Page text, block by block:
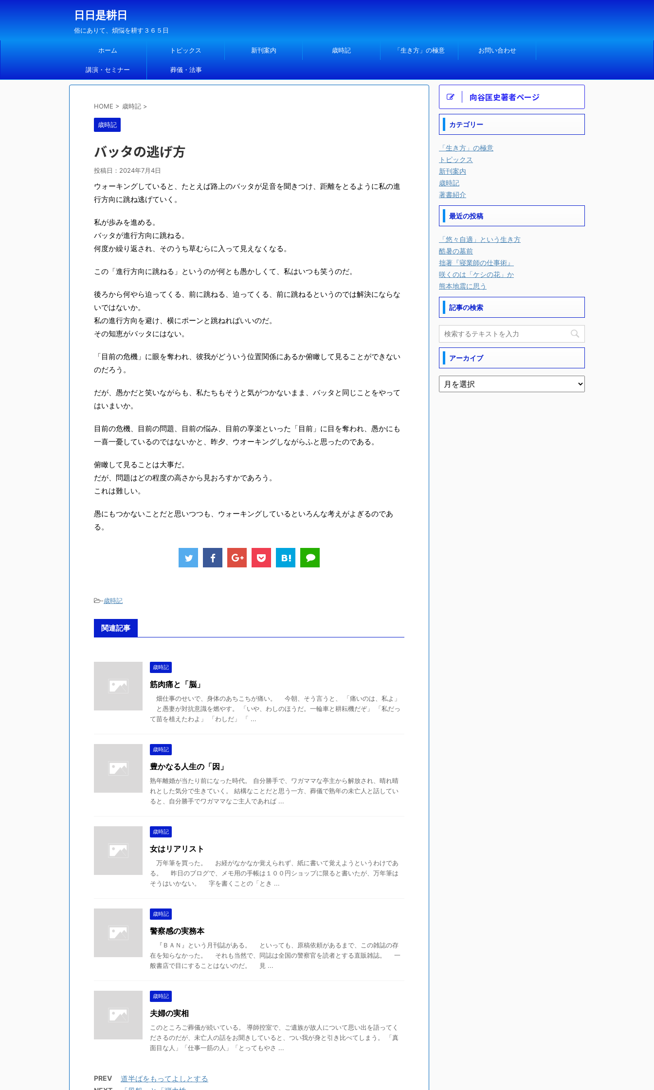
日日是耕日
俗にありて、煩悩を耕す３６５日
ホーム トピックス 新刊案内 歳時記 「生き方」の極意 お問い合わせ
講演・セミナー 葬儀・法事
HOME > 歳時記 >
歳時記
バッタの逃げ方
投稿日： 2024年7月4日
ウォーキングしていると、たとえば路上のバッタが足音を聞きつけ、距離をとるように私の進
行方向に跳ね逃げていく。
私が歩みを進める。
バッタが進行方向に跳ねる。
何度か繰り返され、そのうち草むらに入って見えなくなる。
この「進行方向に跳ねる」というのが何とも愚かしくて、私はいつも笑うのだ。
後ろから何やら迫ってくる、前に跳ねる、迫ってくる、前に跳ねるというのでは解決にならな
いではないか。
私の進行方向を避け、横にポーンと跳ねればいいのだ。
その知恵がバッタにはない。
「目前の危機」に眼を奪われ、彼我がどういう位置関係にあるか俯瞰して見ることができない
のだろう。
だが、愚かだと笑いながらも、私たちもそうと気がつかないまま、バッタと同じことをやって
はいまいか。
目前の危機、目前の問題、目前の悩み、目前の享楽といった「目前」に目を奪われ、愚かにも
一喜一憂しているのではないかと、昨夕、ウオーキングしながらふと思ったのである。
俯瞰して見ることは大事だ。
だが、問題はどの程度の高さから見おろすかであろう。
これは難しい。
愚にもつかないことだと思いつつも、ウォーキングしているといろんな考えがよぎるのであ
る。
-歳時記
関連記事
歳時記
筋肉痛と「脳」
畑仕事のせいで、身体のあちこちが痛い。 今朝、そう言うと、 「痛いのは、私よ」
と愚妻が対抗意識を燃やす。 「いや、わしのほうだ。一輪車と耕耘機だぞ」 「私だっ
て苗を植えたわよ」 「わしだ」 「 ...
歳時記
豊かなる人生の「因」
熟年離婚が当たり前になった時代。 自分勝手で、ワガママな亭主から解放され、晴れ晴
れとした気分で生きていく。 結構なことだと思う一方、葬儀で熟年の未亡人と話してい
ると、自分勝手でワガママなご主人であれば ...
歳時記
女はリアリスト
万年筆を買った。 お経がなかなか覚えられず、紙に書いて覚えようというわけであ
る。 昨日のブログで、メモ用の手帳は１００円ショップに限ると書いたが、万年筆は
そうはいかない。 字を書くことの「とき ...
歳時記
警察感の実務本
『ＢＡＮ』という月刊誌がある。 といっても、原稿依頼があるまで、この雑誌の存
在を知らなかった。 それも当然で、同誌は全国の警察官を読者とする直販雑誌。 一
般書店で目にすることはないのだ。 見 ...
歳時記
夫婦の実相
このところご葬儀が続いている。 導師控室で、ご遺族が故人について思い出を語ってく
ださるのだが、未亡人の話をお聞きしていると、つい我が身と引き比べてしまう。 「真
面目な人」「仕事一筋の人」「とってもやさ ...
PREV 道半ばをもってよしとする
向谷匡史著者ページ
カテゴリー
「生き方」の極意
トピックス
新刊案内
歳時記
著書紹介
最近の投稿
「悠々自適」という生き方
酷暑の墓前
拙著『寝業師の仕事術』
咲くのは「ケシの花」か
熊本地震に思う
記事の検索
アーカイブ